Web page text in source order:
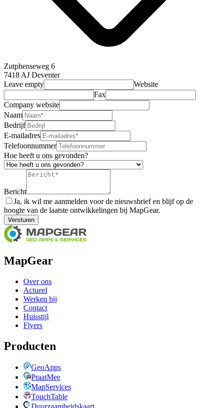
Zutphenseweg 6
7418 AJ Deventer
Leave empty
Website
Fax
Company website
Naam
Bedrijf
E-mailadres
Telefoonnummer
Hoe heeft u ons gevonden?
Bericht
Ja, ik wil me aanmelden voor de nieuwsbrief en blijf op de
hoogte van de laatste ontwikkelingen bij MapGear.
Versturen
MapGear
Over ons
Actueel
Werken bij
Contact
Huisstijl
Flyers
Producten
GeoApps
PraatMee
MapServices
TouchTable